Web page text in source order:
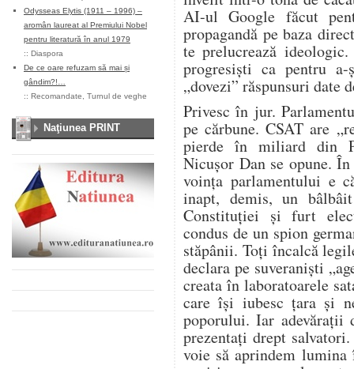
Odysseas Elytis (1911 – 1996) –
aromân laureat al Premiului Nobel
pentru literatură în anul 1979
:: Diaspora
De ce oare refuzam să mai și
gândim?!…
:: Recomandate Turnul de veghe
Naţiunea PRINT
AI-ul Google făcut
propagandă pe baza
te prelucrează
progresiști ca pentru
„dovezi” răspunsuri date
Privesc în jur.
pe cărbune. CSAT are
pierde în miliard din
Nicușor Dan se opune.
voința parlamentului e
inapt, demis, un
Constituției și furt
condus de un spion
stăpânii. Toți încalcă
declara pe suveraniști
creata în laboratoarele
care își iubesc țara și
poporului. Iar adevărații
prezentați drept
voie să aprindem lumina